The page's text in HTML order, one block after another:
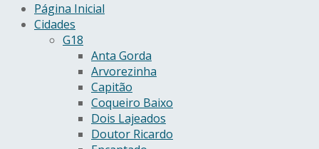
Página Inicial
Cidades
G18
Anta Gorda
Arvorezinha
Capitão
Coqueiro Baixo
Dois Lajeados
Doutor Ricardo